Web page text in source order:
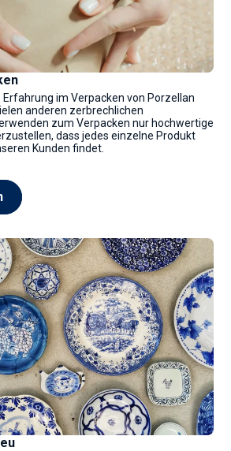
im Verpacken von Porzellan
anderen zerbrechlichen
zum Verpacken nur hochwertige
dass jedes einzelne Produkt
Kunden findet.